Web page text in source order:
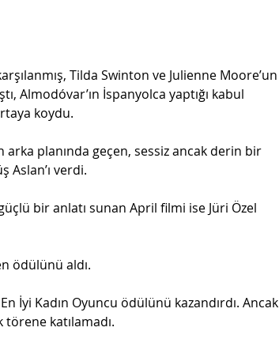
Tilda Swinton ve Julienne Moore’un
Almodóvar’ın İspanyolca yaptığı kabul
koydu.
arka planında geçen, sessiz ancak derin bir
verdi.
bir anlatı sunan April filmi ise Jüri Özel
ödülünü aldı.
İyi Kadın Oyuncu ödülünü kazandırdı. Ancak
katılamadı.